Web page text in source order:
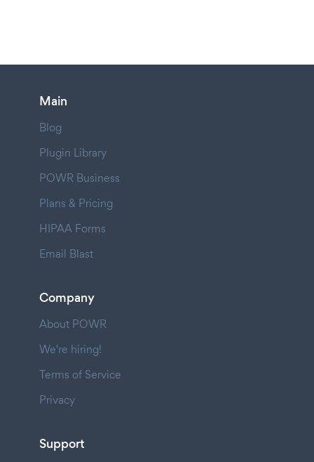
Main
Blog
Plugin Library
POWR Business
Plans & Pricing
HIPAA Forms
Email Blast
Company
About POWR
We're hiring!
Terms of Service
Privacy
Support